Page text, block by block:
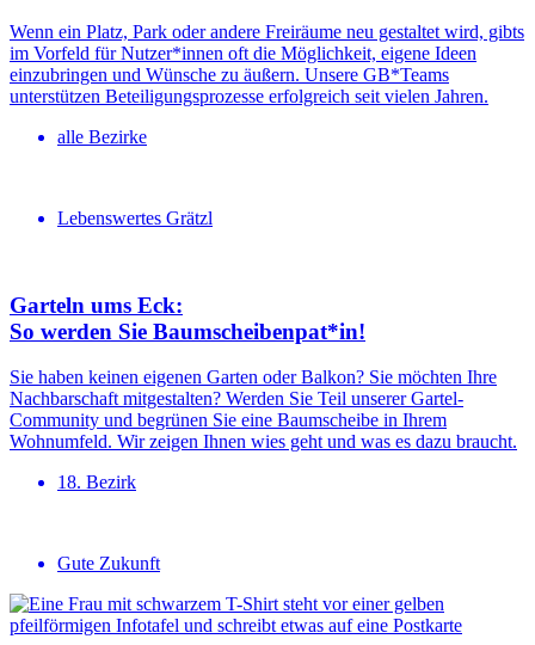
Wenn ein Platz, Park oder andere Freiräume neu gestaltet wird, gibts
im Vorfeld für Nutzer*innen oft die Möglichkeit, eigene Ideen
einzubringen und Wünsche zu äußern. Unsere GB*Teams
unterstützen Beteiligungsprozesse erfolgreich seit vielen Jahren.
alle Bezirke
Lebenswertes Grätzl
Garteln ums Eck:
So werden Sie Baumschei­ben­pat*in!
Sie haben keinen eigenen Garten oder Balkon? Sie möchten Ihre
Nachbarschaft mitgestalten? Werden Sie Teil unserer Gartel-
Community und begrünen Sie eine Baumscheibe in Ihrem
Wohnumfeld. Wir zeigen Ihnen wies geht und was es dazu braucht.
18. Bezirk
Gute Zukunft